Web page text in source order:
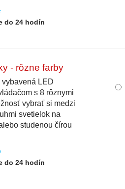
do 24 hodín
- rôzne farby
LED
s 8 rôznymi
vybrať si medzi
svetielok na
studenou čírou
do 24 hodín